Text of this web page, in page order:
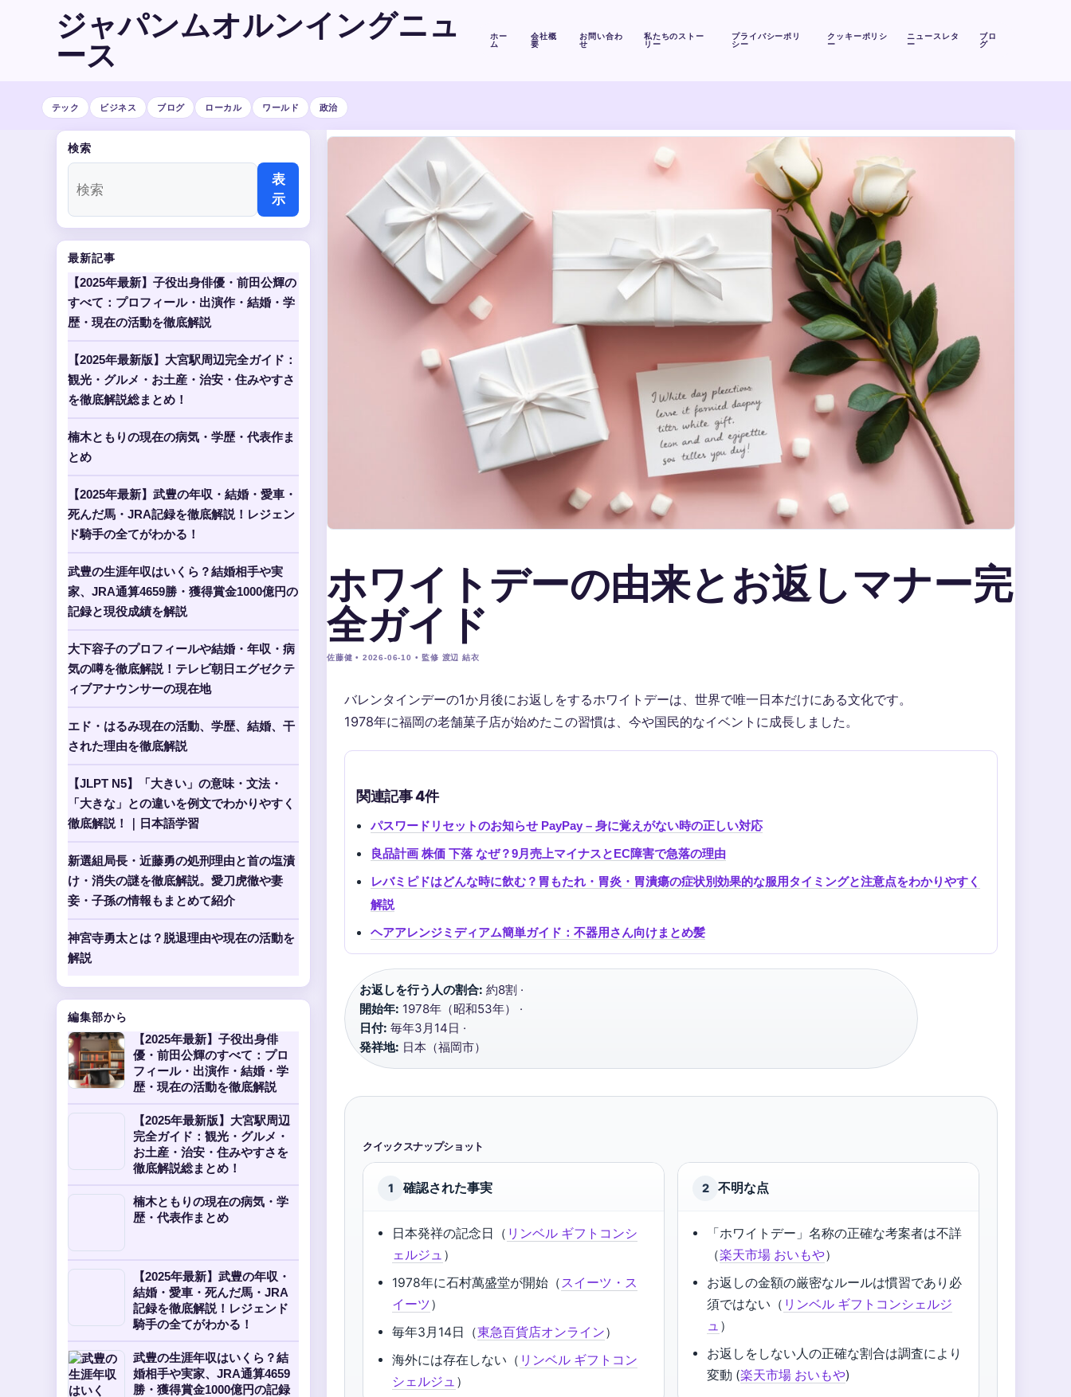
ジャパンムオルンイングニュ
ース
ホー
ム
会社概
要
お問い合わ
せ
私たちのストー
リー
プライバシーポリ
シー
クッキーポリシ
ー
ニュースレタ
ー
ブロ
グ
テック ビジネス ブログ ローカル ワールド 政治
ホワイトデーの由来とお返しマナー完
全ガイド
佐藤健 • 2026-06-10 • 監修 渡辺 結衣
バレンタインデーの1か月後にお返しをするホワイトデーは、世界で唯一日本だけにある文化です。
1978年に福岡の老舗菓子店が始めたこの習慣は、今や国民的なイベントに成長しました。
関連記事 4件
パスワードリセットのお知らせ PayPay – 身に覚えがない時の正しい対応
良品計画 株価 下落 なぜ？9月売上マイナスとEC障害で急落の理由
レバミピドはどんな時に飲む？胃もたれ・胃炎・胃潰瘍の症状別効果的な服用タイミングと注意点をわかりやすく
解説
ヘアアレンジミディアム簡単ガイド：不器用さん向けまとめ髪
お返しを行う人の割合: 約8割 ·
開始年: 1978年（昭和53年） ·
日付: 毎年3月14日 ·
発祥地: 日本（福岡市）
クイックスナップショット
1 確認された事実
日本発祥の記念日（ リンベル ギフトコンシ
ェルジュ ）
1978年に石村萬盛堂が開始（スイーツ・ス
イーツ）
毎年3月14日（東急百貨店オンライン）
海外には存在しない（ リンベル ギフトコン
シェルジュ ）
2 不明な点
「ホワイトデー」名称の正確な考案者は不詳
（楽天市場 おいもや）
お返しの金額の厳密なルールは慣習であり必
須ではない（ リンベル ギフトコンシェルジ
ュ ）
お返しをしない人の正確な割合は調査により
変動 (楽天市場 おいもや)
検索
表
示
最新記事
【2025年最新】子役出身俳優・前田公輝の
すべて：プロフィール・出演作・結婚・学
歴・現在の活動を徹底解説
【2025年最新版】大宮駅周辺完全ガイド：
観光・グルメ・お土産・治安・住みやすさ
を徹底解説総まとめ！
楠木ともりの現在の病気・学歴・代表作ま
とめ
【2025年最新】武豊の年収・結婚・愛車・
死んだ馬・JRA記録を徹底解説！レジェン
ド騎手の全てがわかる！
武豊の生涯年収はいくら？結婚相手や実
家、JRA通算4659勝・獲得賞金1000億円の
記録と現役成績を解説
大下容子のプロフィールや結婚・年収・病
気の噂を徹底解説！テレビ朝日エグゼクテ
ィブアナウンサーの現在地
エド・はるみ現在の活動、学歴、結婚、干
された理由を徹底解説
【JLPT N5】「大きい」の意味・文法・
「大きな」との違いを例文でわかりやすく
徹底解説！｜日本語学習
新選組局長・近藤勇の処刑理由と首の塩漬
け・消失の謎を徹底解説。愛刀虎徹や妻
妾・子孫の情報もまとめて紹介
神宮寺勇太とは？脱退理由や現在の活動を
解説
編集部から
【2025年最新】子役出身俳
優・前田公輝のすべて：プロ
フィール・出演作・結婚・学
歴・現在の活動を徹底解説
【2025年最新版】大宮駅周辺
完全ガイド：観光・グルメ・
お土産・治安・住みやすさを
徹底解説総まとめ！
楠木ともりの現在の病気・学
歴・代表作まとめ
【2025年最新】武豊の年収・
結婚・愛車・死んだ馬・JRA
記録を徹底解説！レジェンド
騎手の全てがわかる！
武豊の生涯年収はいくら？結
婚相手や実家、JRA通算4659
勝・獲得賞金1000億円の記録